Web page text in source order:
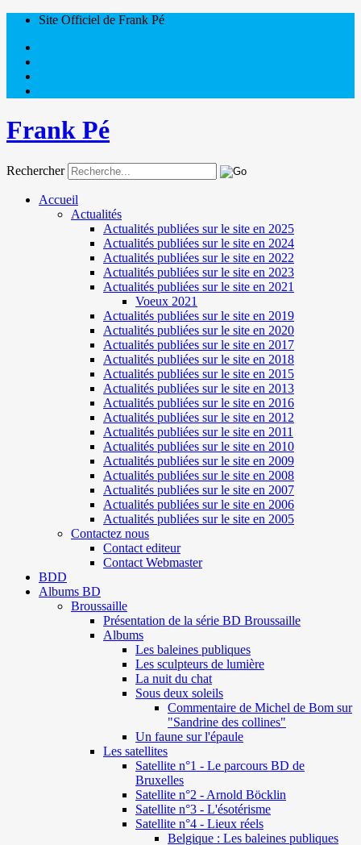
Site Officiel de Frank Pé
Frank Pé
Rechercher
Accueil
Actualités
Actualités publiées sur le site en 2025
Actualités publiées sur le site en 2024
Actualités publiées sur le site en 2022
Actualités publiées sur le site en 2023
Actualités publiées sur le site en 2021
Voeux 2021
Actualités publiées sur le site en 2019
Actualités publiées sur le site en 2020
Actualités publiées sur le site en 2017
Actualités publiées sur le site en 2018
Actualités publiées sur le site en 2015
Actualités publiées sur le site en 2013
Actualités publiées sur le site en 2016
Actualités publiées sur le site en 2012
Actualités publiées sur le site en 2011
Actualités publiées sur le site en 2010
Actualités publiées sur le site en 2009
Actualités publiées sur le site en 2008
Actualités publiées sur le site en 2007
Actualités publiées sur le site en 2006
Actualités publiées sur le site en 2005
Contactez nous
Contact editeur
Contact Webmaster
BDD
Albums BD
Broussaille
Présentation de la série BD Broussaille
Albums
Les baleines publiques
Les sculpteurs de lumière
La nuit du chat
Sous deux soleils
Commentaire de Michel de Bom sur
"Sandrine des collines"
Un faune sur l'épaule
Les satellites
Satellite n°1 - Le parcours BD de
Bruxelles
Satellite n°2 - Arnold Böcklin
Satellite n°3 - L'ésotérisme
Satellite n°4 - Lieux réels
Belgique : Les baleines publiques